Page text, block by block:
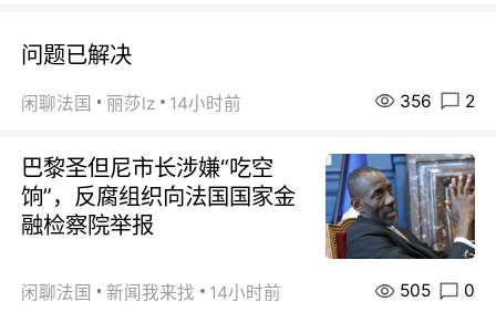
问题已解决
闲聊法国 丽莎lz 14小时前 356 2
巴黎圣但尼市长涉嫌“吃空
饷”，反腐组织向法国国家金
融检察院举报
闲聊法国 新闻我来找 14小时前 505 0